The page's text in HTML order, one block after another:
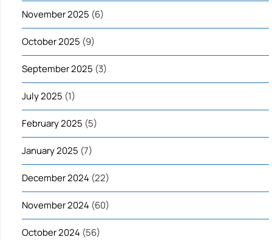
November 2025 (6)
October 2025 (9)
September 2025 (3)
July 2025 (1)
February 2025 (5)
January 2025 (7)
December 2024 (22)
November 2024 (60)
October 2024 (56)